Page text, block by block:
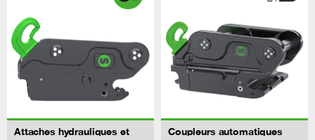
Attaches hydrauliques et
Coupleurs automatiques